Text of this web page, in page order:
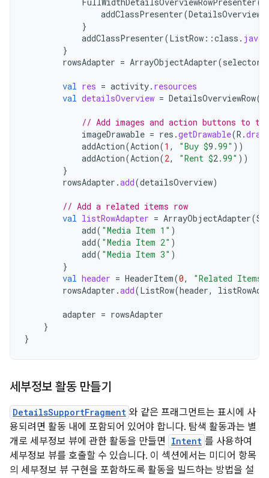
addClassPresenter(
}
addClassPresenter(ListRow ::class . java
}
rowsAdapter = ArrayObjectAdapter(selector
val res = activity. resources
val detailsOverview = DetailsOverviewRow(
// Add images and action buttons to
imageDrawable = res .getDrawable(R .
addAction(Action(1 , "Buy $9 .99" ))
addAction(Action(2, "Rent $2.99" ))
}
rowsAdapter .add(detailsOverview)
// Add a related items row
val listRowAdapter = ArrayObjectAdapter(
add( "Media Item 1" )
add( "Media Item 2" )
add( "Media Item 3" )
}
val header = HeaderItem(0, "Related Items"
rowsAdapter .add(ListRow(header,
adapter = rowsAdapter
}
}
세부정보 활동 만들기
DetailsSupportFragment 와 같은 프래그먼트는 표시에 사
용되려면 활동 내에 포함되어 있어야 합니다. 탐색 활동과는 별
개로 세부정보 뷰에 관한 활동을 만들면
Intent 를 사용하여
세부정보 뷰를 호출할 수 있습니다. 이 섹션에서는 미디어 항목
의 세부정보 뷰 구현을 포함하도록 활동을 빌드하는 방법을 설